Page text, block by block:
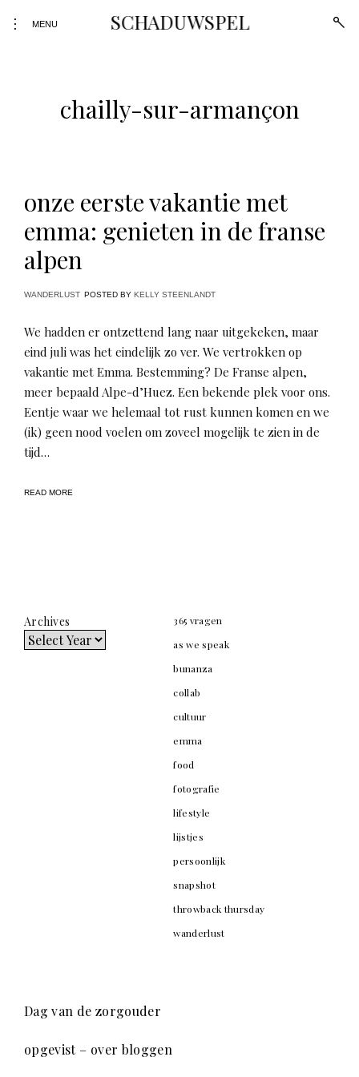
SCHADUWSPEL
toggleMENU open
chailly-sur-armançon
onze eerste vakantie met
emma: genieten in de franse
alpen
WANDERLUST POSTED BY KELLY STEENLANDT
We hadden er ontzettend lang naar uitgekeken, maar
eind juli was het eindelijk zo ver. We vertrokken op
vakantie met Emma. Bestemming? De Franse alpen,
meer bepaald Alpe-d’Huez. Een bekende plek voor ons.
Eentje waar we helemaal tot rust kunnen komen en we
(ik) geen nood voelen om zoveel mogelijk te zien in de
tijd…
READ MORE
Archives
365 vragen
as we speak
bunanza
collab
cultuur
emma
food
fotografie
lifestyle
lijstjes
persoonlijk
snapshot
throwback thursday
wanderlust
Dag van de zorgouder
opgevist – over bloggen